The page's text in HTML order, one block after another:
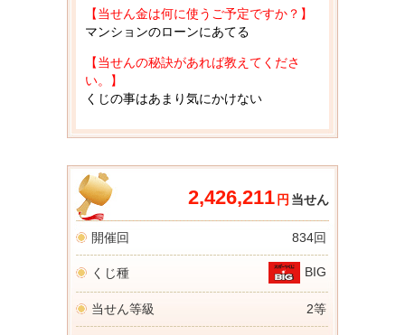
【当せん金は何に使うご予定ですか？】
マンションのローンにあてる
【当せんの秘訣があれば教えてくださ
い。】
くじの事はあまり気にかけない
2,426,211 円 当せん
開催回 834回
くじ種 BIG
当せん等級 2等